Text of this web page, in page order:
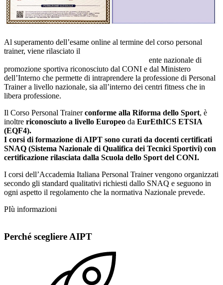
Al superamento dell’esame online al termine del corso personal
trainer, viene rilasciato il
ente nazionale di
promozione sportiva riconosciuto dal CONI e dal Ministero
dell’Interno che permette di intraprendere la professione di Personal
Trainer a livello nazionale, sia all’interno dei centri fitness che in
libera professione.
Il Corso Personal Trainerconforme alla Riforma dello Sport, è
inoltre riconosciuto a livello Europeo da EurEthICS ETSIA
(EQF4).
I corsi di formazione di AIPT sono curati da docenti certificati
SNAQ (Sistema Nazionale di Qualifica dei Tecnici Sportivi) con
certificazione rilasciata dalla Scuola dello Sport del CONI.
I corsi dell’Accademia Italiana Personal Trainer vengono organizzati
secondo gli standard qualitativi richiesti dallo SNAQ e seguono in
ogni aspetto il regolamento che la normativa Nazionale prevede.
PIù informazioni
Perché scegliere AIPT